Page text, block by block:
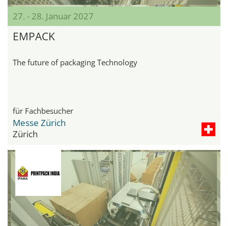
27. - 28. Januar 2027
EMPACK
The future of packaging Technology
für Fachbesucher
Messe Zürich
Zürich